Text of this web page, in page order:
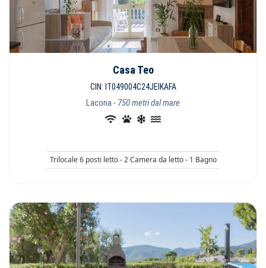
Casa Teo
CIN: IT049004C24JEIKAFA
Lacona- 750 metri dal mare
Trilocale 6 posti letto - 2 Camera da letto - 1 Bagno